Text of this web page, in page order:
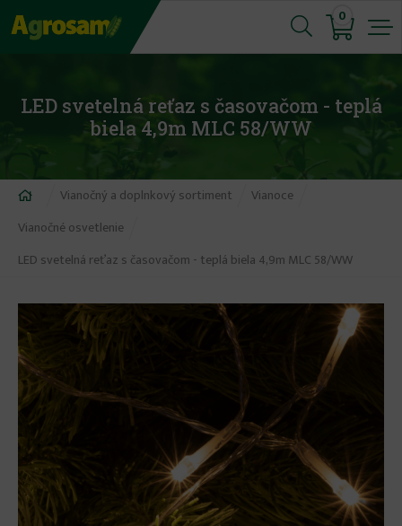
Jump
to
0
LED svetelná reťaz s časovačom - teplá
biela 4,9m MLC 58/WW
Nachádzate
sa
tu
Vianočný a doplnkový sortiment
Vianoce
Vianočné osvetlenie
LED svetelná reťaz s časovačom - teplá biela 4,9m MLC 58/WW